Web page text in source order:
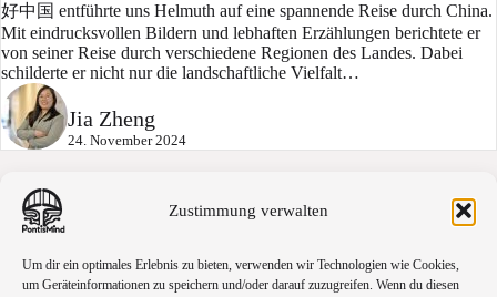
Zustimmung verwalten
Um dir ein optimales Erlebnis zu bieten, verwenden wir Technologien wie Cookies,
um Geräteinformationen zu speichern und/oder darauf zuzugreifen. Wenn du diesen
好中国 entführte uns Helmuth auf eine spannende Reise durch China.
Mit eindrucksvollen Bildern und lebhaften Erzählungen berichtete er
von seiner Reise durch verschiedene Regionen des Landes. Dabei
schilderte er nicht nur die landschaftliche Vielfalt…
Jia Zheng
24. November 2024